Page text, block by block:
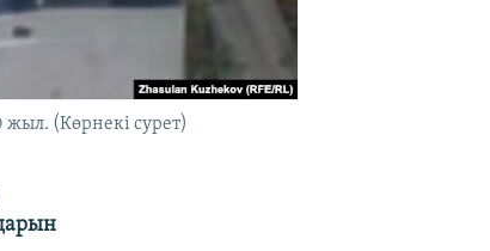
(Көрнекі сурет)